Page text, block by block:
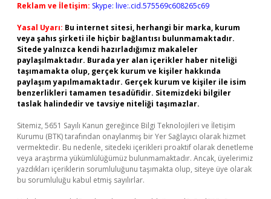
Reklam ve İletişim: Skype: live:.cid.575569c608265c69
Yasal Uyarı: Bu internet sitesi, herhangi bir marka, kurum
veya şahıs şirketi ile hiçbir bağlantısı bulunmamaktadır.
Sitede yalnızca kendi hazırladığımız makaleler
paylaşılmaktadır. Burada yer alan içerikler haber niteliği
taşımamakta olup, gerçek kurum ve kişiler hakkında
paylaşım yapılmamaktadır. Gerçek kurum ve kişiler ile isim
benzerlikleri tamamen tesadüfidir. Sitemizdeki bilgiler
taslak halindedir ve tavsiye niteliği taşımazlar.
Sitemiz, 5651 Sayılı Kanun gereğince Bilgi Teknolojileri ve İletişim
Kurumu (BTK) tarafından onaylanmış bir Yer Sağlayıcı olarak hizmet
vermektedir. Bu nedenle, sitedeki içerikleri proaktif olarak denetleme
veya araştırma yükümlülüğümüz bulunmamaktadır. Ancak, üyelerimiz
yazdıkları içeriklerin sorumluluğunu taşımakta olup, siteye üye olarak
bu sorumluluğu kabul etmiş sayılırlar.